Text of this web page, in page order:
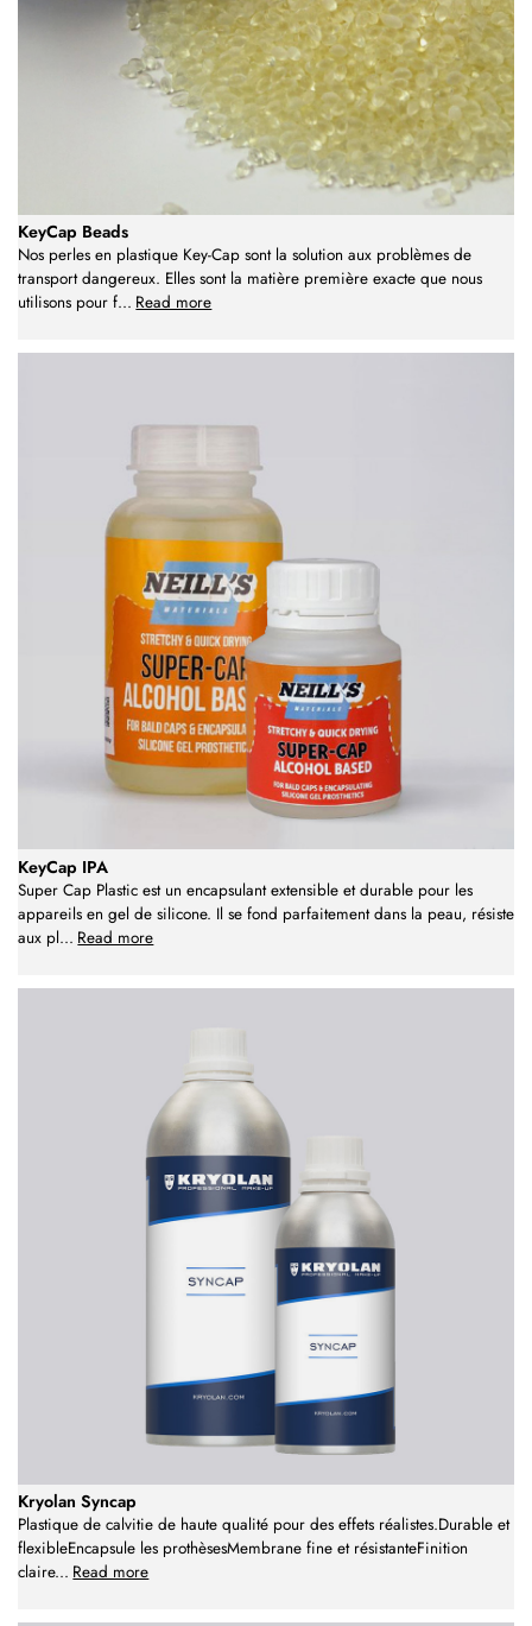
KeyCap Beads
Nos perles en plastique Key-Cap sont la solution aux problèmes de
transport dangereux. Elles sont la matière première exacte que nous
utilisons pour f... Read more
KeyCap IPA
Super Cap Plastic est un encapsulant extensible et durable pour les
appareils en gel de silicone. Il se fond parfaitement dans la peau, résiste
aux pl... Read more
Kryolan Syncap
Plastique de calvitie de haute qualité pour des effets réalistes.Durable et
flexibleEncapsule les prothèsesMembrane fine et résistanteFinition
claire... Read more